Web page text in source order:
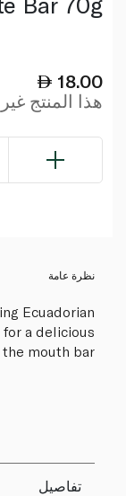
18.00
هذا المنتج
نظرة عامة
Ecuadorian
for a delicious
mouth bar.
تفاصيل